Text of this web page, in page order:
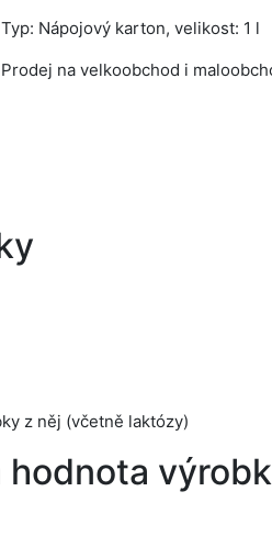
Typ: Nápojový karton, velikost: 1 l
Prodej na velkoobchod i
z něj (včetně laktózy)
hodnota